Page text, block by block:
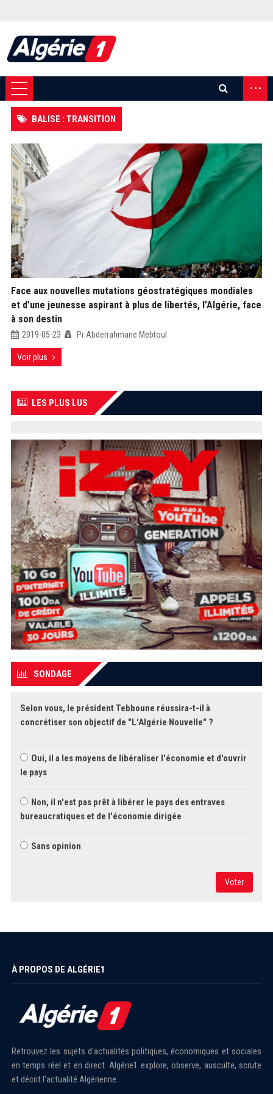
...
BALISE : TRANSITION
Face aux nouvelles mutations géostratégiques mondiales
et d’une jeunesse aspirant à plus de libertés, l’Algérie, face
à son destin
2019-05-23 Pr Abderrahmane Mebtoul
Voir plus
LES PLUS LUS
SONDAGE
Selon vous, le président Tebboune réussira-t-il à
concrétiser son objectif de "L'Algérie Nouvelle" ?
Oui, il a les moyens de libéraliser l'économie et d'ouvrir
le pays
Non, il n'est pas prêt à libérer le pays des entraves
bureaucratiques et de l'économie dirigée
Sans opinion
Voter
À PROPOS DE ALGÉRIE1
Retrouvez les sujets d'actualités politiques, économiques et sociales
en temps réel et en direct. Algérie1 explore, observe, ausculte, scrute
et décrit l'actualité Algérienne.